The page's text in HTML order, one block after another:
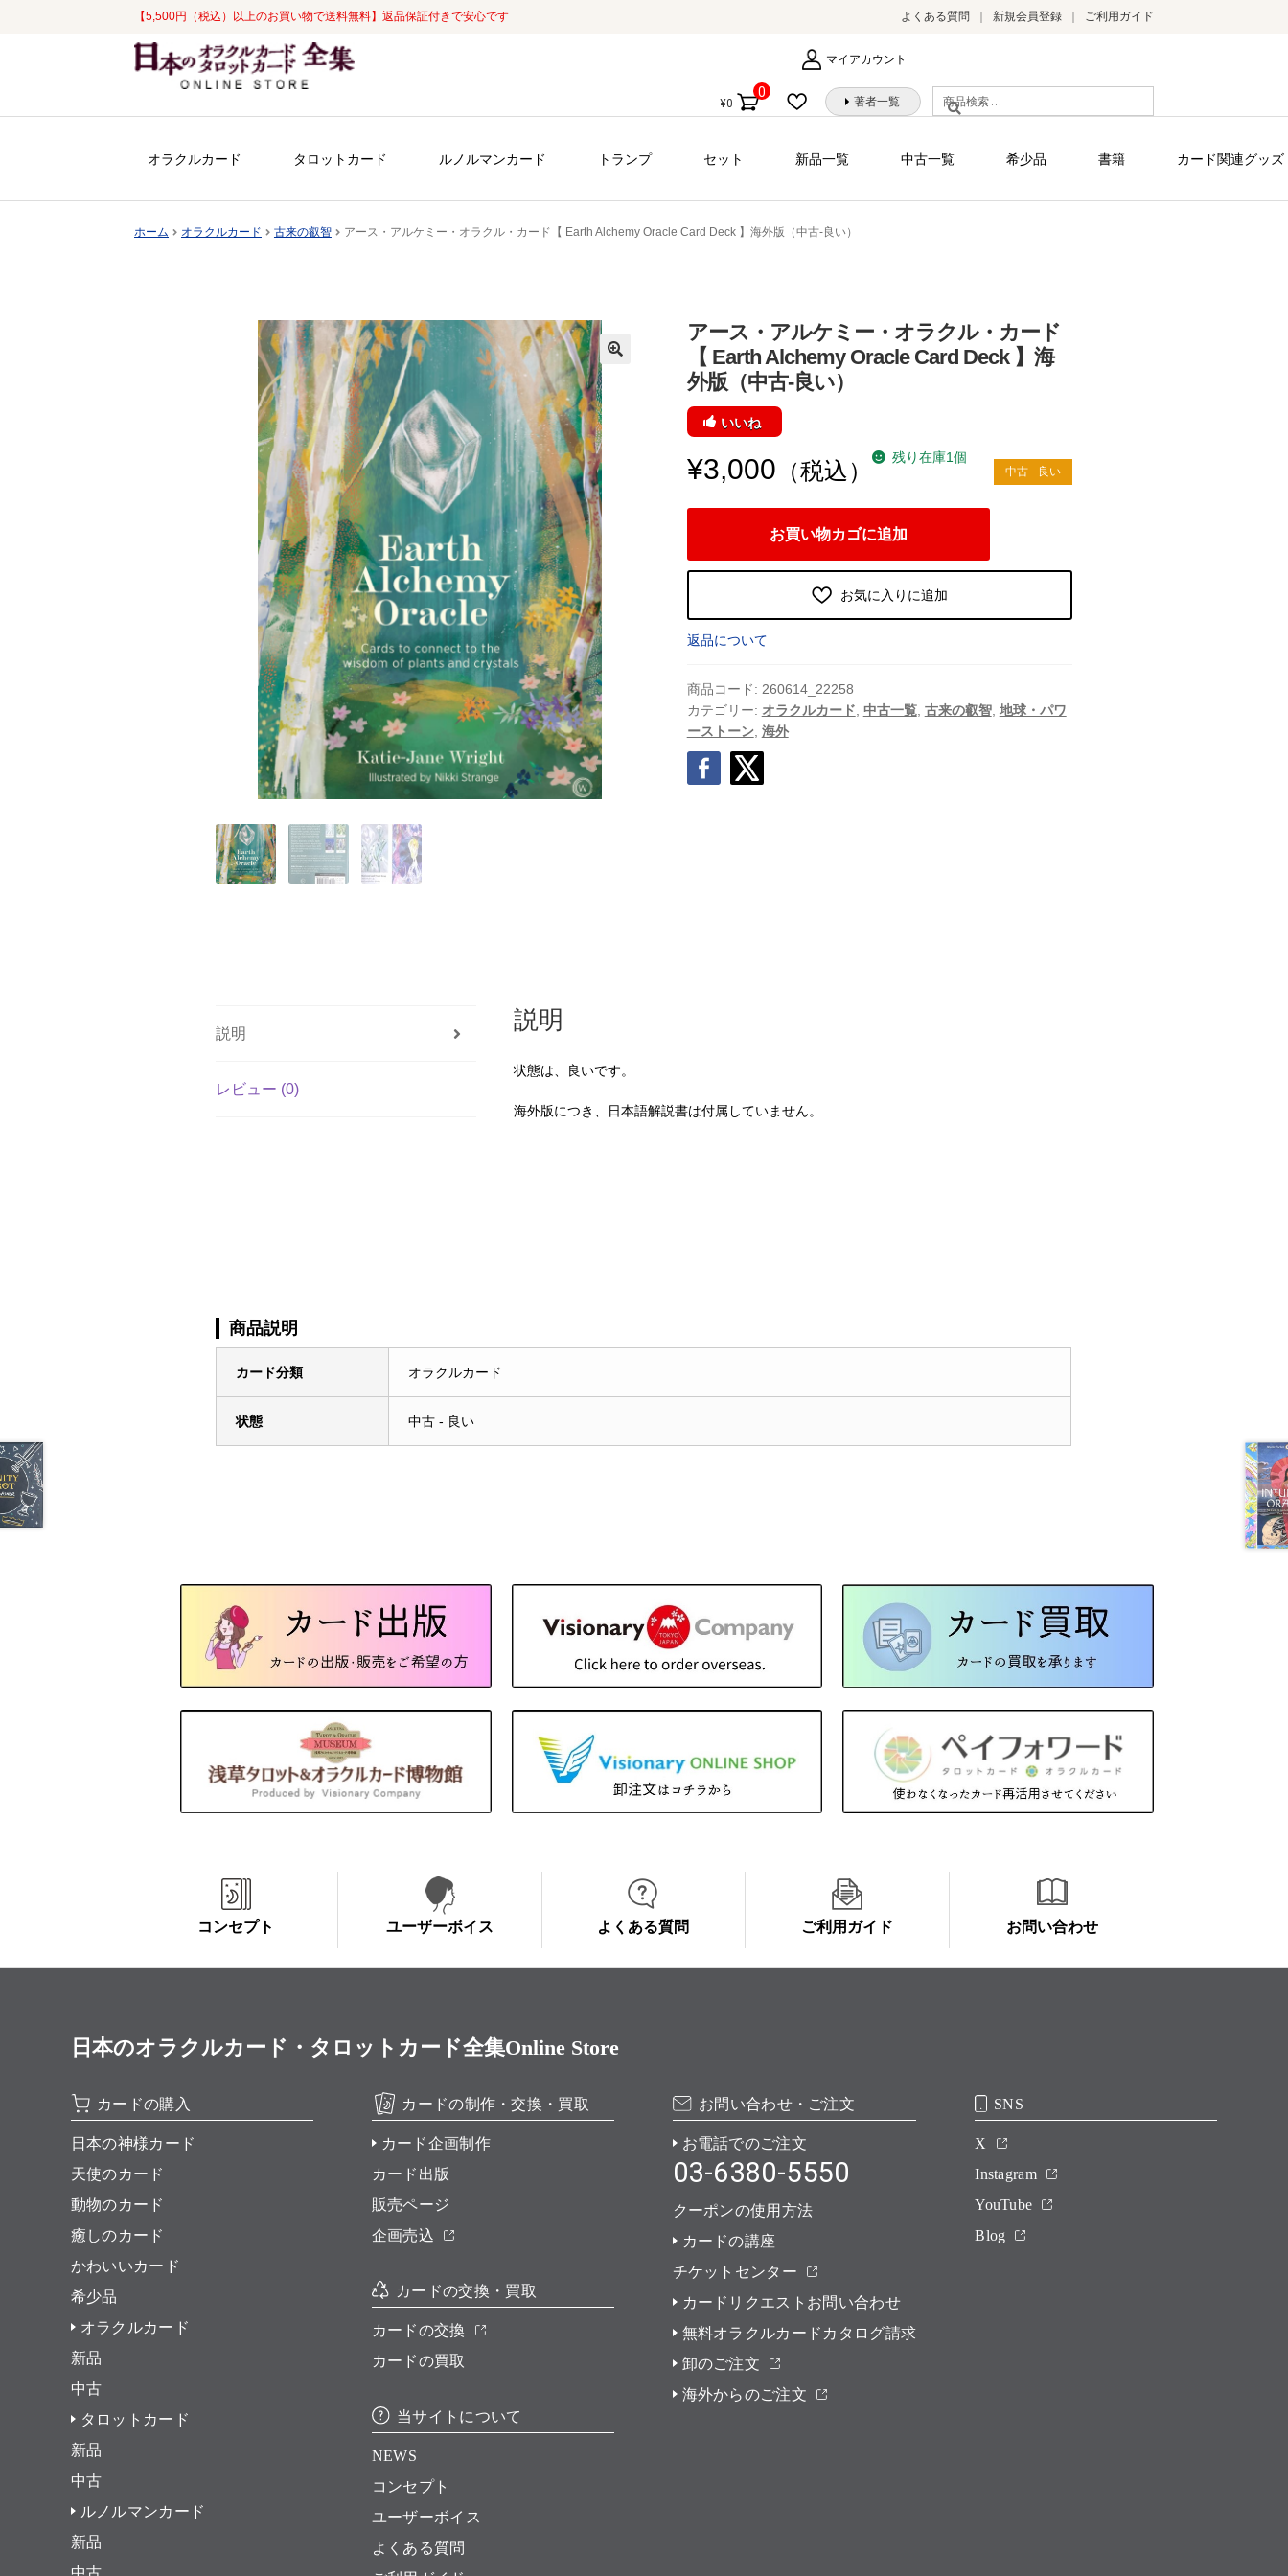
【5,500円（税込）以上のお買い物で送料無料】返品保証付きで安心です よくある質問 新規会員登録 ご利用ガイド
ナ
ビ
ン
コ
ン
ス
マイアカウント
検
索
象:
著者一覧
¥0
0
個
オラクルカード タロットカード ルノルマンカード トランプ セット 新品一覧 中古一覧 希少品 書籍 カード関連グッズ
ホーム オラクルカード 古来の叡智 アース・アルケミー・オラクル・カード【 Earth Alchemy Oracle Card Deck 】海外版（中古-良い）
アース・アルケミー・オラクル・カード
【 Earth Alchemy Oracle Card Deck 】海
外版（中古-良い）
いいね
中古 - 良い
¥3,000 （税込） 残り在庫1個
ス・
ル
ケ
ー・
オ
ラ
ク
ル・
（中
お買い物カゴに追加
お気に入りに追加
返品について
商品コード: 260614_22258
カテゴリー: オラクルカード 中古一覧, 古来の叡智, 地球・パワ
ーストーン 海外
説明
レビュー (0)
説明
状態は、良いです。
海外版につき、日本語解説書は付属していません。
商品説明
カード分類 オラクルカード
状態 中古 - 良い
コンセプト ユーザーボイス よくある質問 ご利用ガイド お問い合わせ
日本のオラクルカード・タロットカード全集Online Store
カードの購入
日本の神様カード
天使のカード
動物のカード
癒しのカード
かわいいカード
希少品
オラクルカード
新品
中古
タロットカード
新品
中古
ルノルマンカード
新品
中古
カードの制作・交換・買取
カード企画制作
カード出版
販売ページ
企画売込
カードの交換・買取
カードの交換
カードの買取
当サイトについて
NEWS
コンセプト
ユーザーボイス
よくある質問
お問い合わせ・ご注文
お電話でのご注文
03-6380-5550
クーポンの使用方法
カードの講座
チケットセンター
カードリクエストお問い合わせ
無料オラクルカードカタログ請求
卸のご注文
海外からのご注文
SNS
X
Instagram
YouTube
Blog